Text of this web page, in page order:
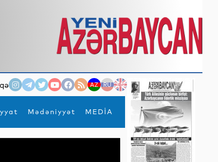
AZ RU EN
Mədəniyyət MEDİA
×